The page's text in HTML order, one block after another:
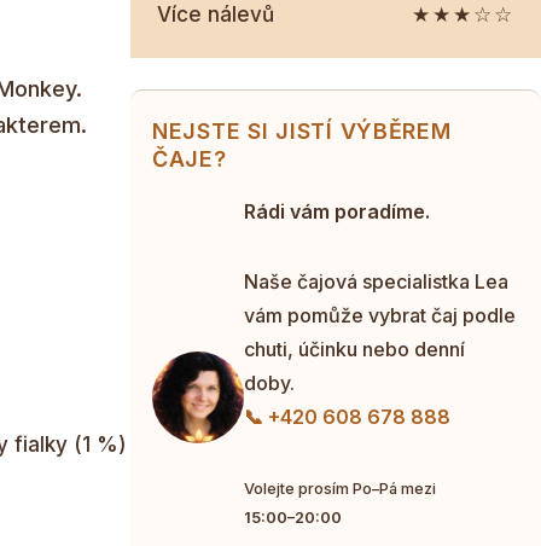
fialky (1 %)
Více nálevů ★★★☆☆
NEJSTE SI JISTÍ VÝBĚREM
ČAJE?
Rádi vám poradíme.
Naše čajová specialistka Lea
vám pomůže vybrat čaj podle
chuti, účinku nebo denní
doby.
📞 +420 608 678 888
Volejte prosím Po–Pá mezi
15:00–20:00